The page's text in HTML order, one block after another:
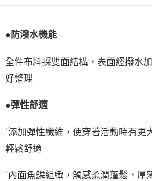
每筆NT$80，滿NT$990(含以上)免運費
每筆NT$80，滿NT$699(含以上)免運費
●防潑水機能
全件布料採雙面結構，表面經撥水
好整理
●彈性舒適
˙添加彈性纖維，使穿著活動時有更
輕鬆舒適
˙內面魚鱗組織，觸感柔潤蓬鬆，厚